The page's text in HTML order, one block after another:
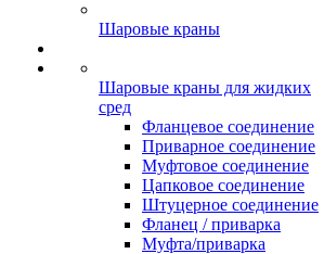
Шаровые краны
Шаровые краны для жидких
сред
Фланцевое соединение
Приварное соединение
Муфтовое соединение
Цапковое соединение
Штуцерное соединение
Фланец / приварка
Муфта/приварка